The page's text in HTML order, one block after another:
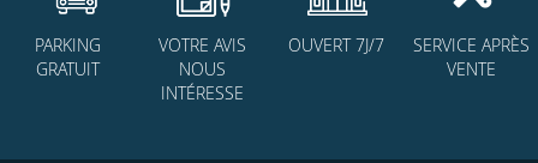
PARKING
GRATUIT
VOTRE AVIS
NOUS
INTÉRESSE
OUVERT 7J/7
SERVICE APRÈS
VENTE